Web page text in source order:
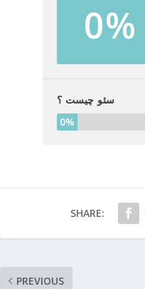
0%
سئو چیست ؟
0%
SHARE:
PREVIOUS